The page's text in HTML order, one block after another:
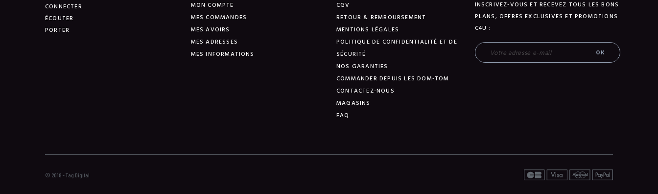
CONNECTER
ÉCOUTER
PORTER
MON COMPTE
MES COMMANDES
MES AVOIRS
MES ADRESSES
MES INFORMATIONS
CGV
RETOUR & REMBOURSEMENT
MENTIONS LÉGALES
POLITIQUE DE CONFIDENTIALITÉ ET DE
SÉCURITÉ
NOS GARANTIES
COMMANDER DEPUIS LES DOM-TOM
CONTACTEZ-NOUS
MAGASINS
FAQ
INSCRIVEZ-VOUS ET RECEVEZ TOUS LES BONS
PLANS, OFFRES EXCLUSIVES ET PROMOTIONS
C4U :
© 2018 - Tag Digital